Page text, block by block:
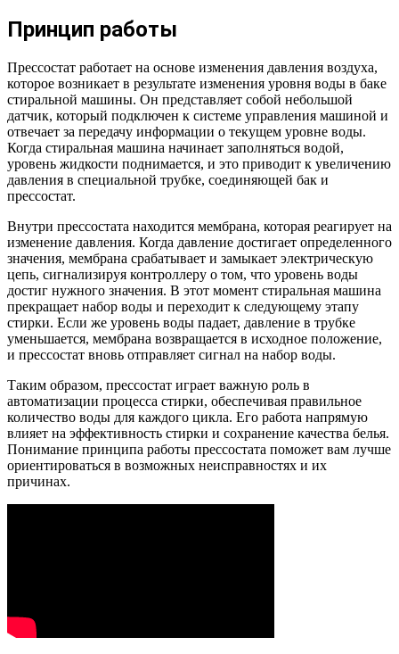
Принцип работы
Прессостат работает на основе изменения давления воздуха,
которое возникает в результате изменения уровня воды в баке
стиральной машины. Он представляет собой небольшой
датчик, который подключен к системе управления машиной и
отвечает за передачу информации о текущем уровне воды.
Когда стиральная машина начинает заполняться водой,
уровень жидкости поднимается, и это приводит к увеличению
давления в специальной трубке, соединяющей бак и
прессостат.
Внутри прессостата находится мембрана, которая реагирует на
изменение давления. Когда давление достигает определенного
значения, мембрана срабатывает и замыкает электрическую
цепь, сигнализируя контроллеру о том, что уровень воды
достиг нужного значения. В этот момент стиральная машина
прекращает набор воды и переходит к следующему этапу
стирки. Если же уровень воды падает, давление в трубке
уменьшается, мембрана возвращается в исходное положение,
и прессостат вновь отправляет сигнал на набор воды.
Таким образом, прессостат играет важную роль в
автоматизации процесса стирки, обеспечивая правильное
количество воды для каждого цикла. Его работа напрямую
влияет на эффективность стирки и сохранение качества белья.
Понимание принципа работы прессостата поможет вам лучше
ориентироваться в возможных неисправностях и их
причинах.